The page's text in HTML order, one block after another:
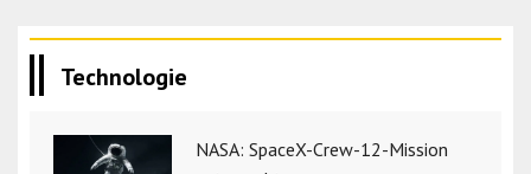
Technologie
NASA: SpaceX-Crew-12-Mission